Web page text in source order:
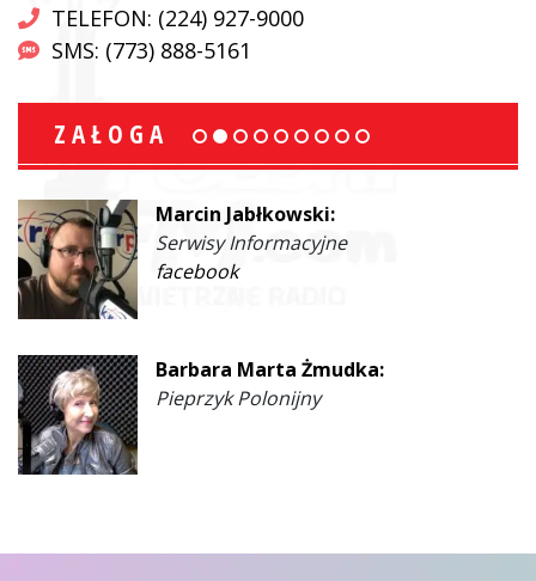
TELEFON: (224) 927-9000
SMS: (773) 888-5161
ZAŁOGA
Marcin Jabłkowski:
Serwisy Informacyjne
facebook
Barbara Marta Żmudka:
Pieprzyk Polonijny